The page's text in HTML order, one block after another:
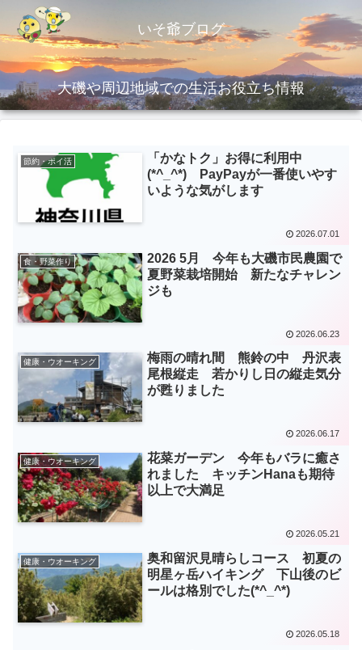
いそ爺ブログ
大磯や周辺地域での生活お役立ち情報
節約・ポイ活
「かなトク」お得に利用中
(*^_^*) PayPayが一番使いやす
いような気がします
2026.07.01
食・野菜作り
2026 5月 今年も大磯市民農園で
夏野菜栽培開始 新たなチャレン
ジも
2026.06.23
健康・ウオーキング
梅雨の晴れ間 熊鈴の中 丹沢表
尾根縦走 若かりし日の縦走気分
が甦りました
2026.06.17
健康・ウオーキング
花菜ガーデン 今年もバラに癒さ
れました キッチンHanaも期待
以上で大満足
2026.05.21
健康・ウオーキング
奥和留沢見晴らしコース 初夏の
明星ヶ岳ハイキング 下山後のビ
ールは格別でした(*^_^*)
2026.05.18